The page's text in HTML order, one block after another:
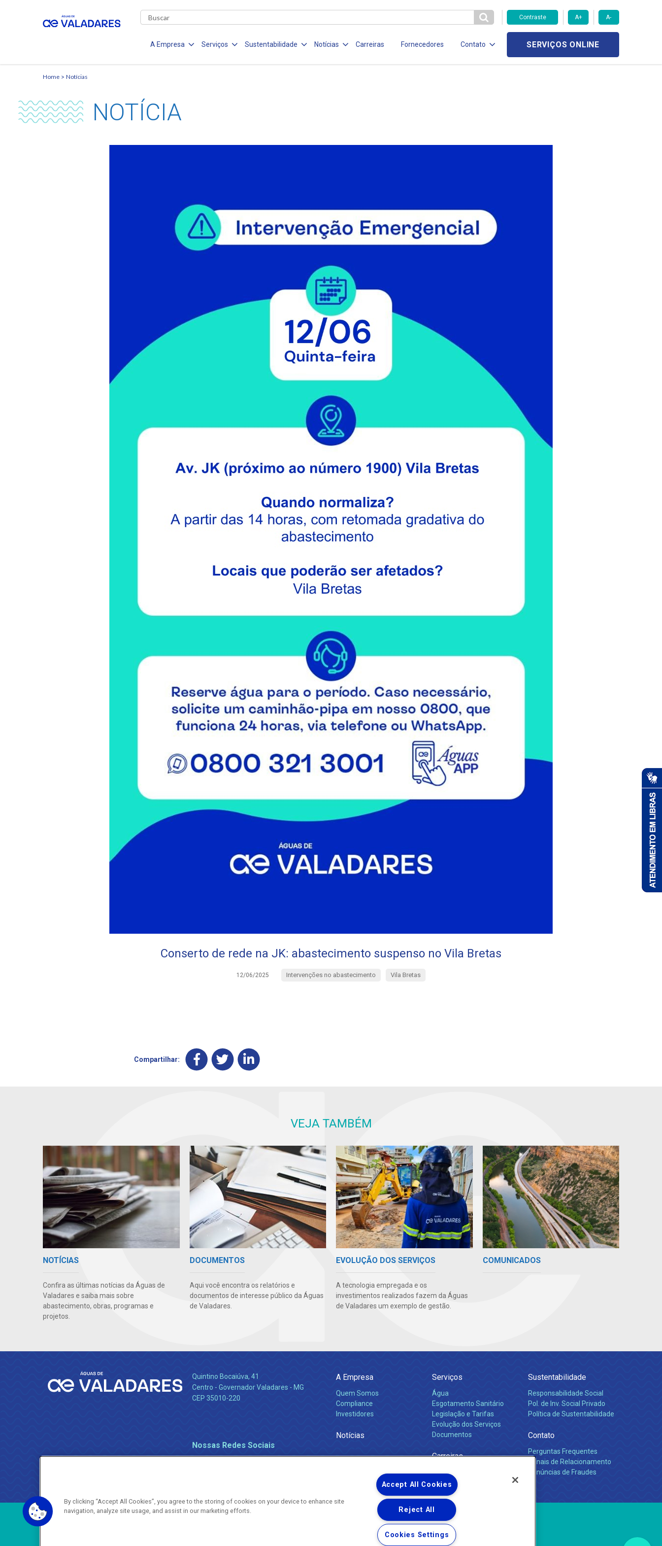
Contraste A+ A-
A Empresa Serviços Sustentabilidade Notícias Carreiras Fornecedores Contato SERVIÇOS ONLINE
Home Notícias
NOTÍCIA
Conserto de rede na JK: abastecimento suspenso no Vila Bretas
12/06/2025 Intervenções no abastecimento Vila Bretas
Compartilhar:
VEJA TAMBÉM
NOTÍCIAS
Confira as últimas notícias da Águas de
Valadares e saiba mais sobre
abastecimento, obras, programas e
projetos.
DOCUMENTOS
Aqui você encontra os relatórios e
documentos de interesse público da Águas
de Valadares.
EVOLUÇÃO DOS SERVIÇOS
A tecnologia empregada e os
investimentos realizados fazem da Águas
de Valadares um exemplo de gestão.
COMUNICADOS
Quintino Bocaiúva, 41
Centro - Governador Valadares - MG
CEP 35010-220
Nossas Redes Sociais
A Empresa
Quem Somos
Compliance
Investidores
Notícias
Serviços
Água
Esgotamento Sanitário
Legislação e Tarifas
Evolução dos Serviços
Documentos
Carreiras
Sustentabilidade
Responsabilidade Social
Pol. de Inv. Social Privado
Política de Sustentabilidade
Contato
Perguntas Frequentes
Canais de Relacionamento
Denúncias de Fraudes
Copyright ® 2026 - Todos os Direitos Reservados.
By clicking “Accept All Cookies”, you agree to the storing of cookies on your device to enhance site
navigation, analyze site usage, and assist in our marketing efforts.
Accept All Cookies
Reject All
Cookies Settings